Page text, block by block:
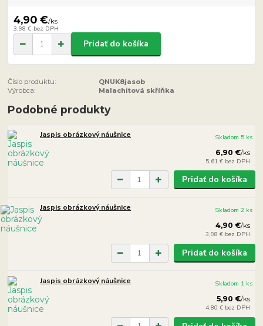
4,90 €/ks
3,98 € bez DPH
Pridať do košíka
Číslo produktu:
QNUK8jasob
Výrobca:
Malachitová skříňka
Podobné produkty
Jaspis obrázkový náušnice
6,90 €/ks
5,61 € bez DPH
Skladom 5 ks
Pridať do košíka
Jaspis obrázkový náušnice
4,90 €/ks
3,98 € bez DPH
Skladom 2 ks
Pridať do košíka
Jaspis obrázkový náušnice
5,90 €/ks
4,80 € bez DPH
Skladom 1 ks